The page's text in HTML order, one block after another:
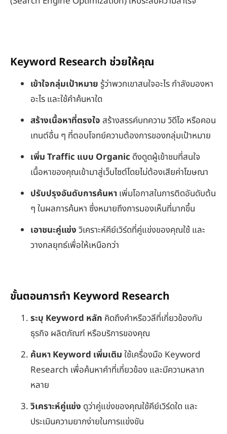
Keyword Research ช่วยให้คุณ
เข้าใจกลุ่มเป้าหมายรู้ว่าพวกเขาสนใจอะไร กำลังมองหา
อะไร และใช้คำค้นหาใด
สร้างเนื้อหาที่ตรงใจสร้างสรรค์บทความ วิดีโอ หรือคอน
เทนต์อื่น ๆ ที่ตอบโจทย์ความต้องการของกลุ่มเป้าหมาย
เพิ่มTraffic แบบ Organic ดึงดูดผู้เข้าชมที่สนใจ
เนื้อหาของคุณเข้ามาสู่เว็บไซต์โดยไม่ต้องเสียค่าโฆษณา
ปรับปรุงอันดับการค้นหาเพิ่มโอกาสในการติดอันดับต้น
ๆ ในผลการค้นหา ซึ่งหมายถึงการมองเห็นที่มากขึ้น
เอาชนะคู่แข่งวิเคราะห์คีย์เวิร์ดที่คู่แข่งของคุณใช้ และ
วางกลยุทธ์เพื่อให้เหนือกว่า
ขั้นตอนการทำ Keyword Research
ระบุ Keyword หลัก คิดถึงคำหรือวลีที่เกี่ยวข้องกับ
ธุรกิจ ผลิตภัณฑ์ หรือบริการของคุณ
ค้นหาKeyword เพิ่มเติมใช้เครื่องมือ Keyword
Research เพื่อค้นหาคำที่เกี่ยวข้อง และมีความหลาก
หลาย
วิเคราะห์คู่แข่ง ดูว่าคู่แข่งของคุณใช้คีย์เวิร์ดใด และ
ประเมินความยากง่ายในการแข่งขัน